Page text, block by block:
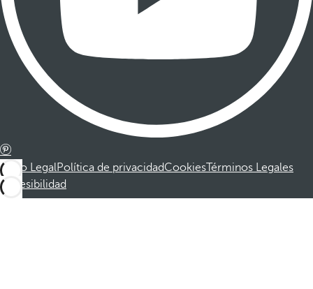
Aviso LegalPolítica de privacidadCookiesTérminos Legales
Accesibilidad